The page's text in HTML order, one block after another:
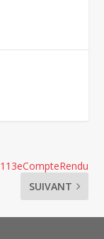
113eCompteRendu
SUIVANT